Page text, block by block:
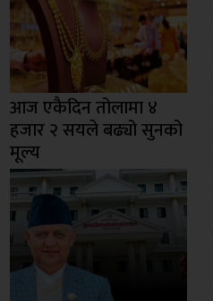
आज एकैदिन तोलामा ४
हजार २ सयले बढ्यो सुनको
मूल्य